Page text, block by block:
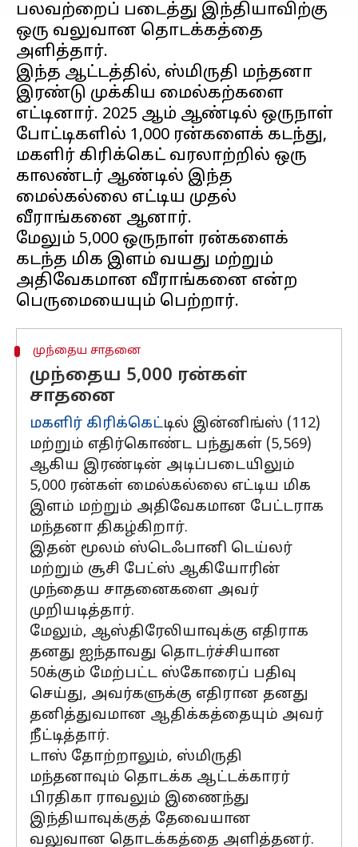
பலவற்றைப் படைத்து இந்தியாவிற்கு
ஒரு வலுவான தொடக்கத்தை
அளித்தார்.
இந்த ஆட்டத்தில், ஸ்மிருதி மந்தனா
இரண்டு முக்கிய மைல்கற்களை
எட்டினார். 2025 ஆம் ஆண்டில் ஒருநாள்
போட்டிகளில் 1,000 ரன்களைக் கடந்து,
மகளிர் கிரிக்கெட் வரலாற்றில் ஒரு
காலண்டர் ஆண்டில் இந்த
மைல்கல்லை எட்டிய முதல்
வீராங்கனை ஆனார்.
மேலும் 5,000 ஒருநாள் ரன்களைக்
கடந்த மிக இளம் வயது மற்றும்
அதிவேகமான வீராங்கனை என்ற
முந்தைய சாதனை
முந்தைய 5,000 ரன்கள்
சாதனை
மகளிர் கிரிக்கெட்டில் இன்னிங்ஸ் (112)
மற்றும் எதிர்கொண்ட பந்துகள் (5,569)
ஆகிய இரண்டின் அடிப்படையிலும்
5,000 ரன்கள் மைல்கல்லை எட்டிய மிக
இளம் மற்றும் அதிவேகமான பேட்டராக
மந்தனா திகழ்கிறார்.
இதன் மூலம் ஸ்டெஃபானி டெய்லர்
மற்றும் சூசி பேட்ஸ் ஆகியோரின்
முந்தைய சாதனைகளை அவர்
முறியடித்தார்.
மேலும், ஆஸ்திரேலியாவுக்கு எதிராக
தனது ஐந்தாவது தொடர்ச்சியான
50க்கும் மேற்பட்ட ஸ்கோரைப் பதிவு
செய்து, அவர்களுக்கு எதிரான தனது
தனித்துவமான ஆதிக்கத்தையும் அவர்
நீட்டித்தார்.
டாஸ் தோற்றாலும், ஸ்மிருதி
மந்தனாவும் தொடக்க ஆட்டக்காரர்
பிரதிகா ராவலும் இணைந்து
இந்தியாவுக்குத் தேவையான
வலுவான தொடக்கத்தை அளித்தனர்.